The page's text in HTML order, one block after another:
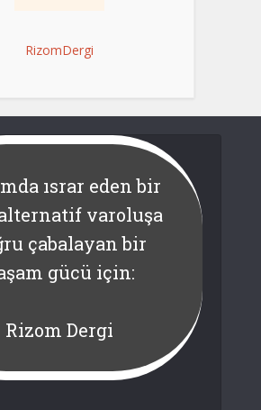
RizomDergi
ısrar eden bir
varoluşa
çabalayan bir
gücü için:
Rizom Dergi